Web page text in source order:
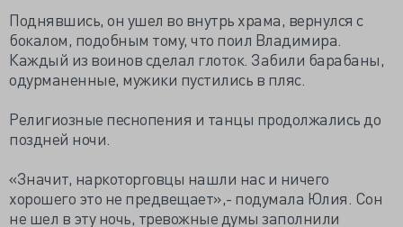
Поднявшись, он ушел во внутрь храма, вернулся с
бокалом, подобным тому, что поил Владимира.
Каждый из воинов сделал глоток. Забили барабаны,
одурманенные, мужики пустились в пляс.
Религиозные песнопения и танцы продолжались до
поздней ночи.
«Значит, наркоторговцы нашли нас и ничего
хорошего это не предвещает»,- подумала Юлия. Сон
не шел в эту ночь, тревожные думы заполнили